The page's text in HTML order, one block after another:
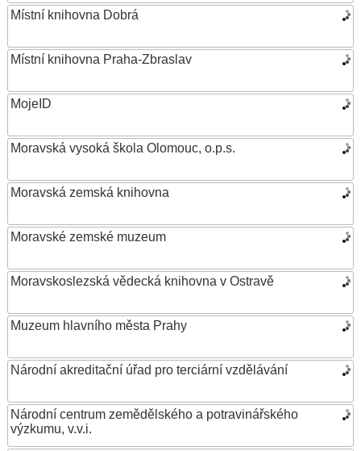
Místní knihovna Dobrá
Místní knihovna Praha-Zbraslav
MojeID
Moravská vysoká škola Olomouc, o.p.s.
Moravská zemská knihovna
Moravské zemské muzeum
Moravskoslezská vědecká knihovna v Ostravě
Muzeum hlavního města Prahy
Národní akreditační úřad pro terciární vzdělávání
Národní centrum zemědělského a potravinářského
výzkumu, v.v.i.